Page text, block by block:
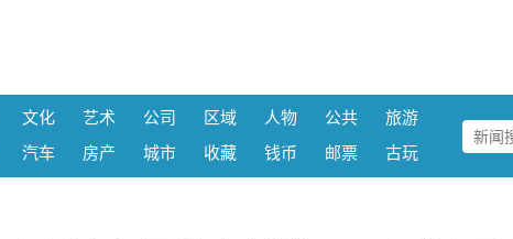
文化 艺术 公司 区域 人物 公共
旅游
汽车 房产 城市 收藏 钱币 邮票 古玩